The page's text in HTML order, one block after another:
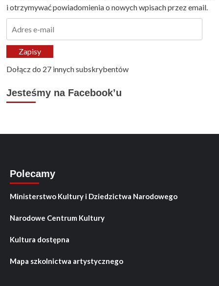
i otrzymywać powiadomienia o nowych wpisach przez email.
mailZapisy
Dołącz do 27 innych subskrybentów
Jesteśmy na Facebook’u
Polecamy
Ministerstwo Kultury i Dziedzictwa Narodowego
Narodowe Centrum Kultury
Kultura dostępna
Mapa szkolnictwa artystycznego